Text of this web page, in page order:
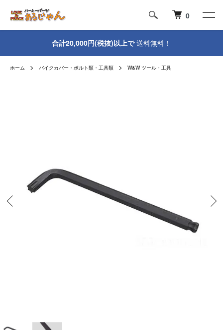
0
合計20,000円(税抜)以上で送料無料！
ホーム バイクカバー・ボルト類・工具類 W&W ツール・工具